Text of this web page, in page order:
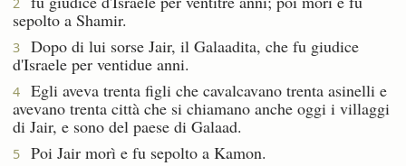
sepolto a Shamir.
3
Dopo di lui sorse Jair, il Galaadita, che fu giudice
d'Israele per ventidue anni.
4
Egli aveva trenta figli che cavalcavano trenta asinelli e
avevano trenta città che si chiamano anche oggi i villaggi
di Jair, e sono del paese di Galaad.
5 Poi Jair morì e fu sepolto a Kamon.